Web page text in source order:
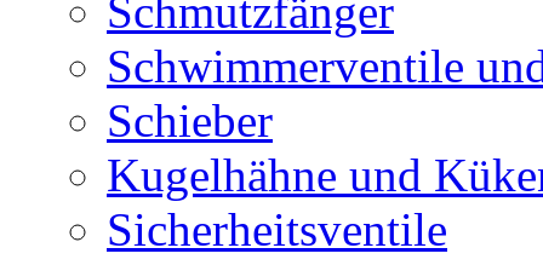
Schmutzfänger
Schwimmerventile
Schieber
Kugelhähne und
Sicherheitsventile